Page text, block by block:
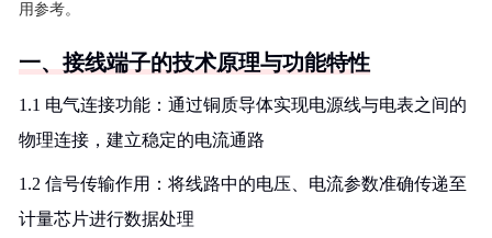
用参考。
一、接线端子的技术原理与功能特性
1.1 电气连接功能：通过铜质导体实现电源线与电表之间的
物理连接，建立稳定的电流通路
1.2 信号传输作用：将线路中的电压、电流参数准确传递至
计量芯片进行数据处理